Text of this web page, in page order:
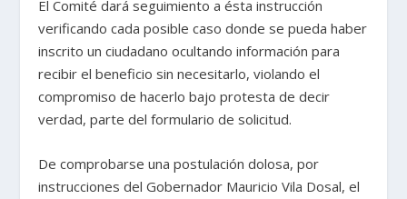
El Comité dará seguimiento a ésta instrucción
verificando cada posible caso donde se pueda haber
inscrito un ciudadano ocultando información para
recibir el beneficio sin necesitarlo, violando el
compromiso de hacerlo bajo protesta de decir
verdad, parte del formulario de solicitud.
De comprobarse una postulación dolosa, por
instrucciones del Gobernador Mauricio Vila Dosal, el